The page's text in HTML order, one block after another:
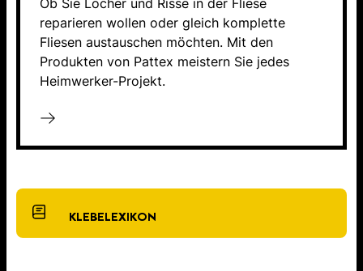
Ob Sie Löcher und Risse in der Fliese
reparieren wollen oder gleich komplette
Fliesen austauschen möchten. Mit den
Produkten von Pattex meistern Sie jedes
Heimwerker-Projekt.
KLEBELEXIKON